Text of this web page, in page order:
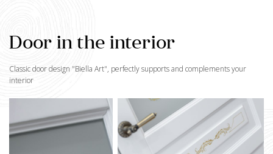
Door in the interior
Classic door design "Biella Art", perfectly supports and complements your
interior